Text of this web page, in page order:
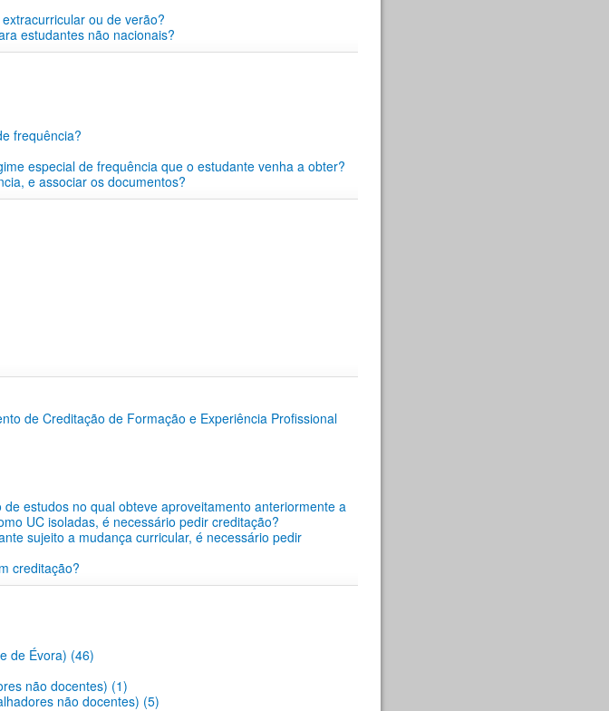
ou de verão?
estudantes não nacionais?
frequência?
especial de frequência que o estudante venha a obter?
e associar os documentos?
de Creditação de Formação e Experiência Profissional
estudos no qual obteve aproveitamento anteriormente a
UC isoladas, é necessário pedir creditação?
sujeito a mudança curricular, é necessário pedir
creditação?
de Évora) (46)
não docentes) (1)
não docentes) (5)